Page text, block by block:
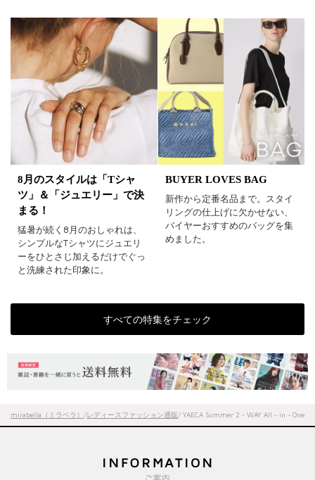
8月のスタイルは「Tシャ
ツ」＆「ジュエリー」で決
まる！
猛暑が続く8月のおしゃれは、
シンプルなTシャツにジュエリ
ーをひとさじ加えるだけでぐっ
と洗練された印象に。
BUYER LOVES BAG
新作から定番名品まで。スタイ
リングの仕上げに欠かせない、
バイヤーおすすめのバッグを集
めました。
すべての特集をチェック
mirabella（ミラベラ） /レディースファッション通販 / YAECA Summer 2－WAY All－in－One